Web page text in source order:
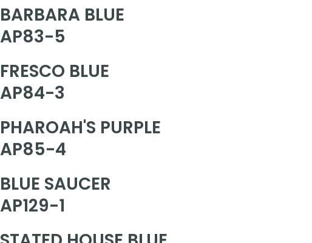
BARBARA BLUE
AP83-5
FRESCO BLUE
AP84-3
PHAROAH'S PURPLE
AP85-4
BLUE SAUCER
AP129-1